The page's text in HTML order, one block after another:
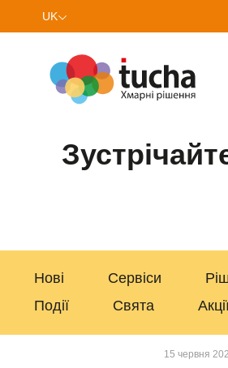
UK
Нові Сервіси
Події
Свята
15 червня